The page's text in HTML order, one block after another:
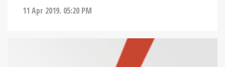
11 Apr 2019. 05:20 PM